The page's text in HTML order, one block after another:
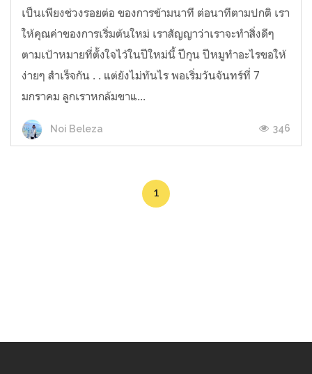
เป็นเพียงช่วงรอยต่อ ของการข้ามนาที ต่อนาทีตามปกติ เรา
ให้คุณค่าของการเริ่มต้นใหม่ เราสัญญาว่าเราจะทำสิ่งดีๆ
ตามเป้าหมายที่ตั้งใจไว้ในปีใหม่นี้ ปึกุน ปีหมูทำอะไรขอให้
ง่ายๆ สำเร็จกัน . . แต่ยังไม่ทันไร พอเริ่มวันจันทร์ที่ 7
มกราคม ลูกเราหกล้มขาแ...
Noi Beleza 346
1